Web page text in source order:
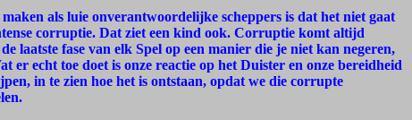
als luie onverantwoordelijke scheppers is dat het niet gaat
corruptie. Dat ziet een kind ook. Corruptie komt altijd
laatste fase van elk Spel op een manier die je niet kan negeren,
er echt toe doet is onze reactie op het Duister en onze bereidheid
in te zien hoe het is ontstaan, opdat we die corrupte